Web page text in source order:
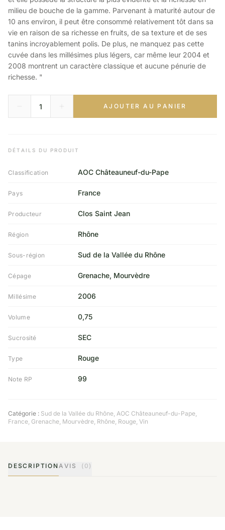
milieu de bouche de la gamme. Parvenant à maturité autour de
10 ans environ, il peut être consommé relativement tôt dans sa
vie en raison de sa richesse en fruits, de sa texture et de ses
tanins incroyablement polis. De plus, ne manquez pas cette
cuvée dans les millésimes plus légers, car même leur 2004 et
2008 montrent un caractère classique et aucune pénurie de
richesse. "
AJOUTER AU PANIER
DÉTAILS DU PRODUIT
Classification AOC Châteauneuf-du-Pape
Pays France
Producteur Clos Saint Jean
Région Rhône
Sous-région Sud de la Vallée du Rhône
Cépage Grenache, Mourvèdre
Millésime 2006
Volume 0,75
Sucrosité SEC
Type Rouge
Note RP 99
Catégorie : Sud de la Vallée du Rhône, AOC Châteauneuf-du-Pape,
France, Grenache, Mourvèdre, Rhône, Rouge, Vin
DESCRIPTION AVIS (0)